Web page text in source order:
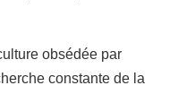
obsédée par
constante de la